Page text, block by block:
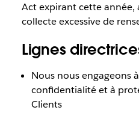
Act expirant cette année,
collecte excessive de
Lignes
Nous nous engageons
confidentialité et à
Clients